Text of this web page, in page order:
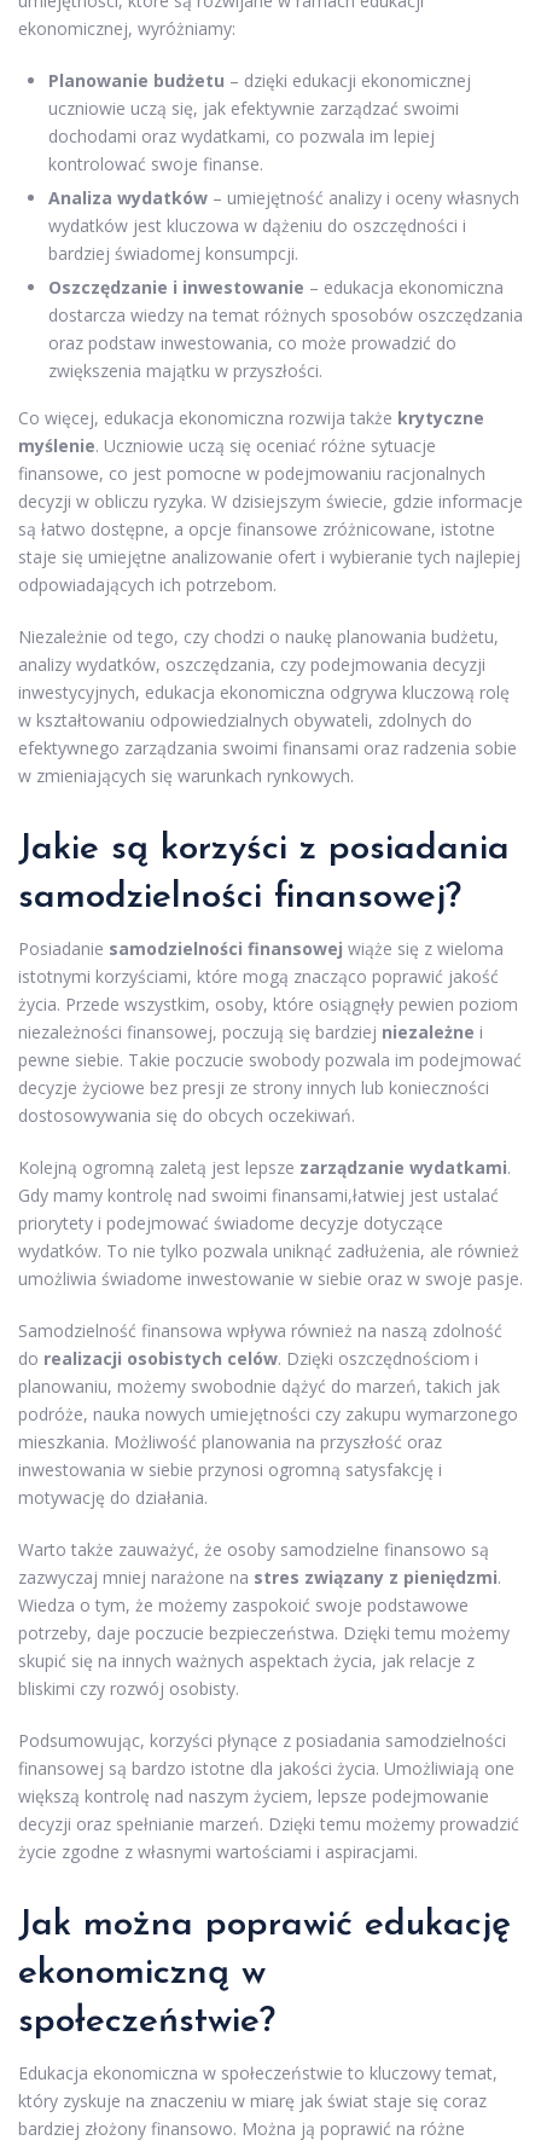
ekonomicznej, wyróżniamy:
Planowanie budżetu – dzięki edukacji ekonomicznej
uczniowie uczą się, jak efektywnie zarządzać swoimi
dochodami oraz wydatkami, co pozwala im lepiej
kontrolować swoje finanse.
Analiza wydatków – umiejętność analizy i oceny własnych
wydatków jest kluczowa w dążeniu do oszczędności i
bardziej świadomej konsumpcji.
Oszczędzanie i inwestowanie – edukacja ekonomiczna
dostarcza wiedzy na temat różnych sposobów oszczędzania
oraz podstaw inwestowania, co może prowadzić do
zwiększenia majątku w przyszłości.
Co więcej, edukacja ekonomiczna rozwija także krytyczne
myślenie. Uczniowie uczą się oceniać różne sytuacje
finansowe, co jest pomocne w podejmowaniu racjonalnych
decyzji w obliczu ryzyka. W dzisiejszym świecie, gdzie informacje
są łatwo dostępne, a opcje finansowe zróżnicowane, istotne
staje się umiejętne analizowanie ofert i wybieranie tych najlepiej
odpowiadających ich potrzebom.
Niezależnie od tego, czy chodzi o naukę planowania budżetu,
analizy wydatków, oszczędzania, czy podejmowania decyzji
inwestycyjnych, edukacja ekonomiczna odgrywa kluczową rolę
w kształtowaniu odpowiedzialnych obywateli, zdolnych do
efektywnego zarządzania swoimi finansami oraz radzenia sobie
w zmieniających się warunkach rynkowych.
Jakie są korzyści z posiadania
samodzielności finansowej?
Posiadanie samodzielności finansowej wiąże się z wieloma
istotnymi korzyściami, które mogą znacząco poprawić jakość
życia. Przede wszystkim, osoby, które osiągnęły pewien poziom
niezależności finansowej, poczują się bardziej niezależne i
pewne siebie. Takie poczucie swobody pozwala im podejmować
decyzje życiowe bez presji ze strony innych lub konieczności
dostosowywania się do obcych oczekiwań.
Kolejną ogromną zaletą jest lepsze zarządzanie wydatkami.
Gdy mamy kontrolę nad swoimi finansami,łatwiej jest ustalać
priorytety i podejmować świadome decyzje dotyczące
wydatków. To nie tylko pozwala uniknąć zadłużenia, ale również
umożliwia świadome inwestowanie w siebie oraz w swoje pasje.
Samodzielność finansowa wpływa również na naszą zdolność
do realizacji osobistych celów. Dzięki oszczędnościom i
planowaniu, możemy swobodnie dążyć do marzeń, takich jak
podróże, nauka nowych umiejętności czy zakupu wymarzonego
mieszkania. Możliwość planowania na przyszłość oraz
inwestowania w siebie przynosi ogromną satysfakcję i
motywację do działania.
Warto także zauważyć, że osoby samodzielne finansowo są
zazwyczaj mniej narażone na stres związany z pieniędzmi.
Wiedza o tym, że możemy zaspokoić swoje podstawowe
potrzeby, daje poczucie bezpieczeństwa. Dzięki temu możemy
skupić się na innych ważnych aspektach życia, jak relacje z
bliskimi czy rozwój osobisty.
Podsumowując, korzyści płynące z posiadania samodzielności
finansowej są bardzo istotne dla jakości życia. Umożliwiają one
większą kontrolę nad naszym życiem, lepsze podejmowanie
decyzji oraz spełnianie marzeń. Dzięki temu możemy prowadzić
życie zgodne z własnymi wartościami i aspiracjami.
Jak można poprawić edukację
ekonomiczną w
społeczeństwie?
Edukacja ekonomiczna w społeczeństwie to kluczowy temat,
który zyskuje na znaczeniu w miarę jak świat staje się coraz
bardziej złożony finansowo. Można ją poprawić na różne